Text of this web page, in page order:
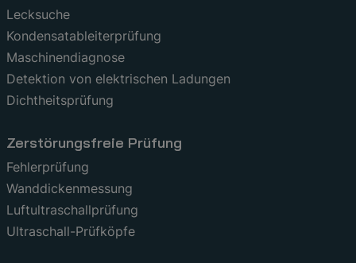
Lecksuche
Kondensatableiterprüfung
Maschinendiagnose
Detektion von elektrischen Ladungen
Dichtheitsprüfung
Zerstörungsfreie Prüfung
Fehlerprüfung
Wanddickenmessung
Luftultraschallprüfung
Ultraschall-Prüfköpfe